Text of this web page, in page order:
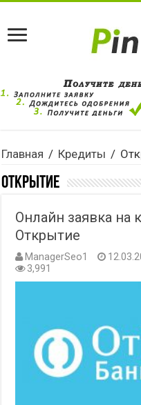
Главная / Кредиты /
Открытие
Онлайн заявка на
Открытие
ManagerSeo1
3,991